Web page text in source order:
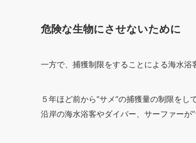
危険な生物にさせないために
一方で、捕獲制限をすることによる海水浴
５年ほど前から”サメ”の捕獲量の制限を
沿岸の海水浴客やダイバー、サーファーが